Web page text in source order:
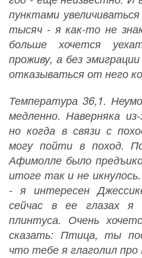
пунктами
тысяч - я как-то не
больше хочется
проживу, а без
отказываться от него
Температура 36,1.
медленно. Наверняка
но когда в связи с
могу пойти в поход.
Афимолле было
итоге так и не
- я интересен
сейчас в ее глазах я
плинтуса. Очень
сказать: Птица, ты
что тебе я глаголил